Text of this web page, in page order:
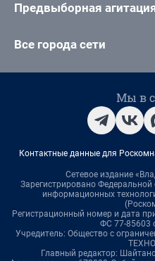
Предвыборная
Все города сети
Мы в
Контактные данные для
Сетевое издание
Зарегистрировано
информационных
Регистрационный номер и дата
ФС 77-85603
Учредитель: Общество с
Главный редактор: